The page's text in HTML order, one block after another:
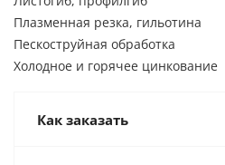
Плазменная резка, гильотина
Пескоструйная обработка
Холодное и горячее цинкование
Как заказать